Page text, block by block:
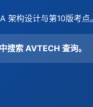
构设计与第10版考点。
索 AVTECH 查询。